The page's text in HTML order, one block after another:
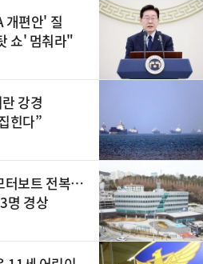
개편안' 질
쇼' 멈춰라"
강경
힌다”
터보트 전복…
명 경상